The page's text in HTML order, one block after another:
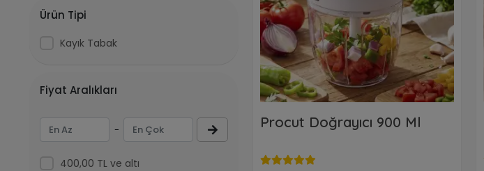
Ürün Tipi
Kayık Tabak
Fiyat Aralıkları
-
400,00 TL ve altı
Procut Doğrayıcı 900 Ml